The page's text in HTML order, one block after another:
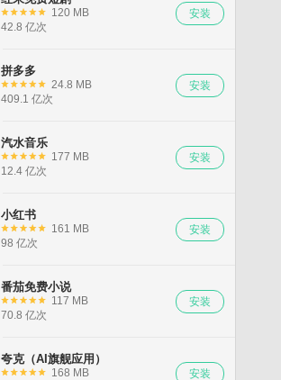
120 MB
42.8 亿次
拼多多
24.8 MB
409.1 亿次
汽水音乐
177 MB
12.4 亿次
小红书
161 MB
98 亿次
番茄免费小说
117 MB
70.8 亿次
夸克（AI旗舰应用）
168 MB